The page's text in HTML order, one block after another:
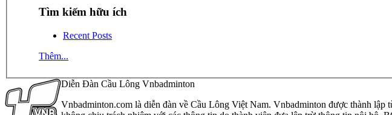
Tìm kiếm hữu ích
Recent Posts
Thêm...
Diễn Đàn Cầu Lông Vnbadminton
Vnbadminton.com là diễn đàn về Cầu Lông Việt Nam. Vnbadminton được thành